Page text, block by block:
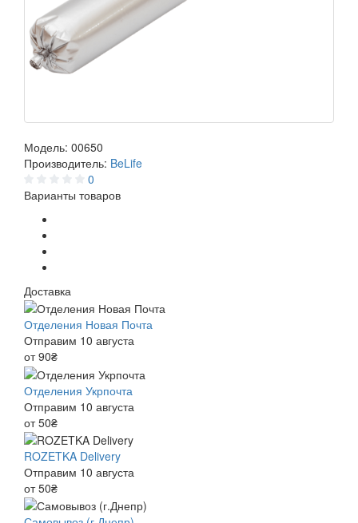
Модель: 00650
Производитель: BeLife
0
Варианты товаров
Доставка
Отделения Новая Почта
Отправим 10 августа
от 90₴
Отделения Укрпочта
Отправим 10 августа
от 50₴
ROZETKA Delivery
Отправим 10 августа
от 50₴